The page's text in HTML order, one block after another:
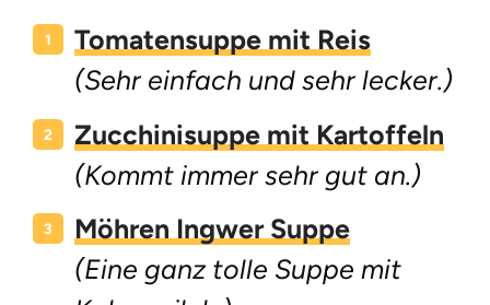
Tomatensuppe mit Reis
(Sehr einfach und sehr lecker.)
Zucchinisuppe mit Kartoffeln
(Kommt immer sehr gut an.)
Möhren Ingwer Suppe
(Eine ganz tolle Suppe mit